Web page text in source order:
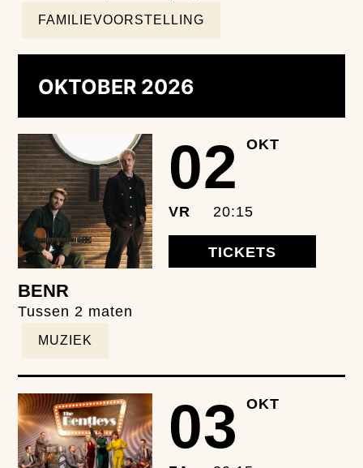
FAMILIEVOORSTELLING
OKTOBER 2026
02 OKT
VR 20:15
TICKETS
BENR
Tussen 2 maten
MUZIEK
03 OKT